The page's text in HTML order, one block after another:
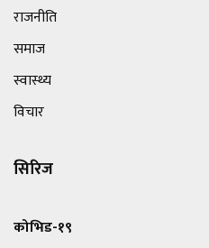
राजनीति
समाज
स्वास्थ्य
विचार
सिरिज
कोभिड-१९